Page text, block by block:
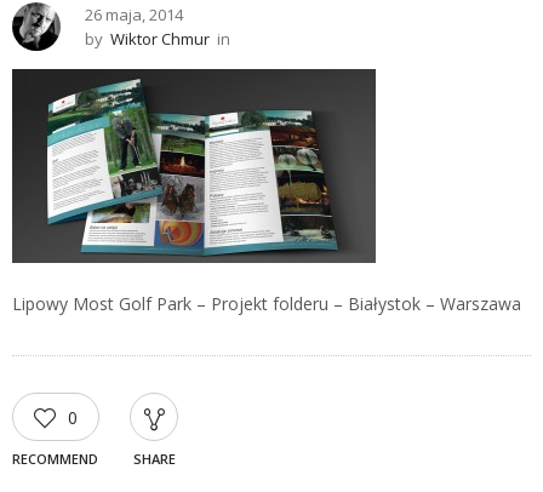
26 maja, 2014
by Wiktor Chmur in
Lipowy Most Golf Park – Projekt folderu – Białystok – Warszawa
0
RECOMMEND SHARE